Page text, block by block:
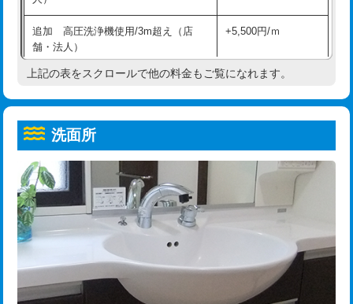
コンクリート斫り（厚さ10㎝超え）
モルタル補修（厚さ10㎝まで） 27,500円
モルタル補修（厚さ10㎝超え） 38,500円
洗面台設置 38,500円
追加人工
廃棄・処分 現場見積
※給水管工事は20mmまでの価格です。
給水管工事※（ホール加工)
給水管工事※（バンド止め) 3,300円
給水管工事※（支持金具設置) 5,500円
給水管工事※（保温材使用（バンド止
め込み）)
5,500円
給水管工事※（土の掘削・埋め戻し作
業)
11,000円
給水管工事※（塩ビ管（VP・HI）使
用/3ｍまで)
33,000円
給水管工事※（塩ビ管（VP・HI）使
用（追加）/3ｍ超え)
給水管工事※（ライニング鋼管・銅
44,000円
追加 高圧洗浄機使用/3m超え（店
舗・法人）
+5,500円/ｍ
高度高圧洗浄換 現地調査
トーラー機使用/3mまで
追加トーラー機使用/3m超え +3,300円
カメラ調査 33,000円
桝清掃
止水・漏水調査・防水処理・清掃・修
理・調整・分解・加工など（軽作業）
11,000円
上記の表をスクロールで他の料金もご覧になれます。
洗面所